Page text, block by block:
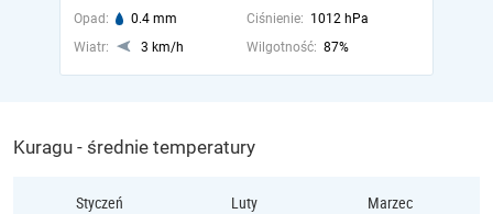
Opad: 0.4 mm Ciśnienie: 1012 hPa
Wiatr:
3 km/h Wilgotność: 87%
Kuragu - średnie temperatury
Styczeń Luty Marzec